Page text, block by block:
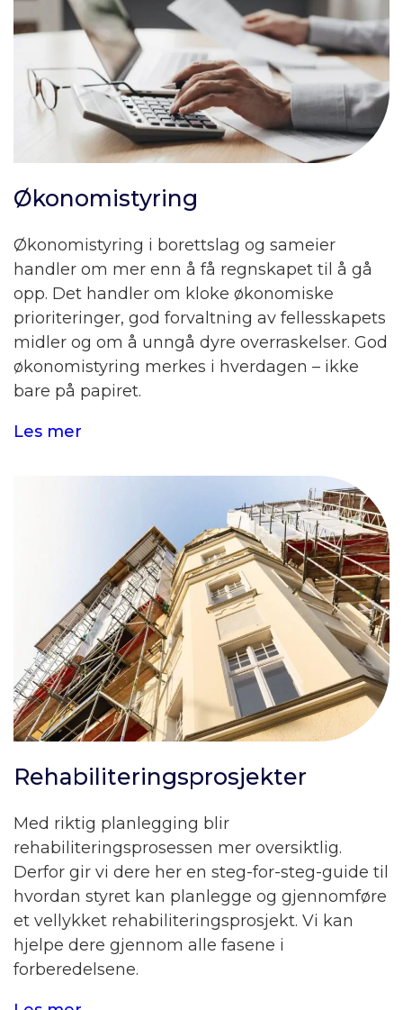
Økonomistyring
Økonomistyring i borettslag og sameier
handler om mer enn å få regnskapet til å gå
opp. Det handler om kloke økonomiske
prioriteringer, god forvaltning av fellesskapets
midler og om å unngå dyre overraskelser. God
økonomistyring merkes i hverdagen – ikke
bare på papiret.
Les mer
Rehabiliteringsprosjekter
Med riktig planlegging blir
rehabiliteringsprosessen mer oversiktlig.
Derfor gir vi dere her en steg-for-steg-guide til
hvordan styret kan planlegge og gjennomføre
et vellykket rehabiliteringsprosjekt. Vi kan
hjelpe dere gjennom alle fasene i
forberedelsene.